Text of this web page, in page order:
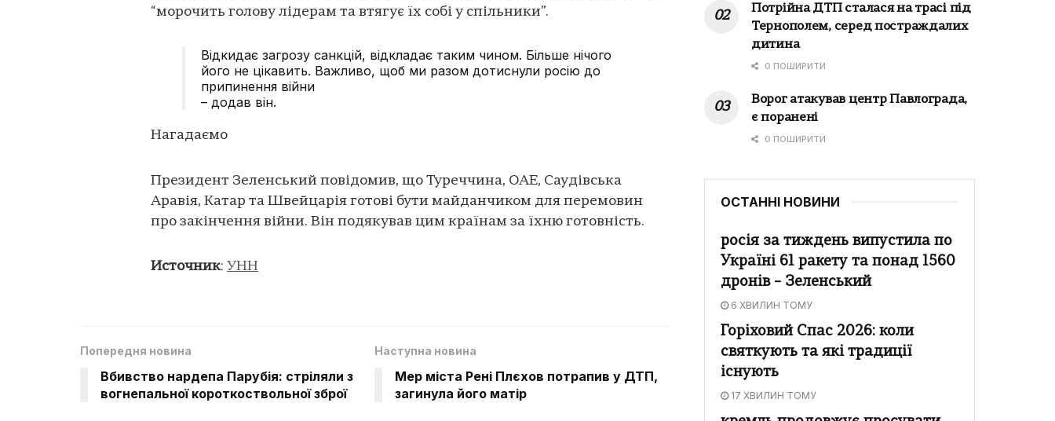
“морочить голову лідерам та втягує їх собі у спільники”.
Відкидає загрозу санкцій, відкладає таким чином. Більше нічого
його не цікавить. Важливо, щоб ми разом дотиснули росію до
припинення війни
– додав він.
Нагадаємо
Президент Зеленський повідомив, що Туреччина, ОАЕ, Саудівська
Аравія, Катар та Швейцарія готові бути майданчиком для перемовин
про закінчення війни. Він подякував цим країнам за їхню готовність.
Источник: УНН
Попередня новина
Вбивство нардепа Парубія: стріляли з
вогнепальної короткоствольної зброї
Наступна новина
Мер міста Рені Плєхов потрапив у ДТП,
загинула його матір
Потрійна ДТП сталася на трасі під
Тернополем, серед постраждалих
дитина
0 ПОШИРИТИ
Ворог атакував центр Павлограда,
є поранені
0 ПОШИРИТИ
ОСТАННІ НОВИНИ
росія за тиждень випустила по
Україні 61 ракету та понад 1560
дронів – Зеленський
6 ХВИЛИН ТОМУ
Горіховий Спас 2026: коли
святкують та які традиції
існують
17 ХВИЛИН ТОМУ